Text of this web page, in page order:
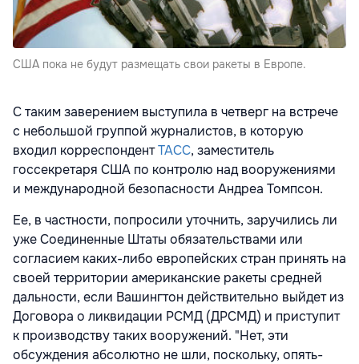
США пока не будут размещать свои ракеты в Европе.
С таким заверением выступила в четверг на встрече
с небольшой группой журналистов, в которую
входил корреспондентТАСС, заместитель
госсекретаря США по контролю над вооружениями
и международной безопасности Андреа Томпсон.
Ее, в частности, попросили уточнить, заручились ли
уже Соединенные Штаты обязательствами или
согласием каких-либо европейских стран принять на
своей территории американские ракеты средней
дальности, если Вашингтон действительно выйдет из
Договора о ликвидации РСМД (ДРСМД) и приступит
к производству таких вооружений. "Нет, эти
обсуждения абсолютно не шли, поскольку, опять-